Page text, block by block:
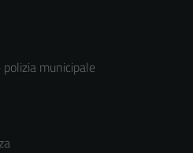
polizia municipale